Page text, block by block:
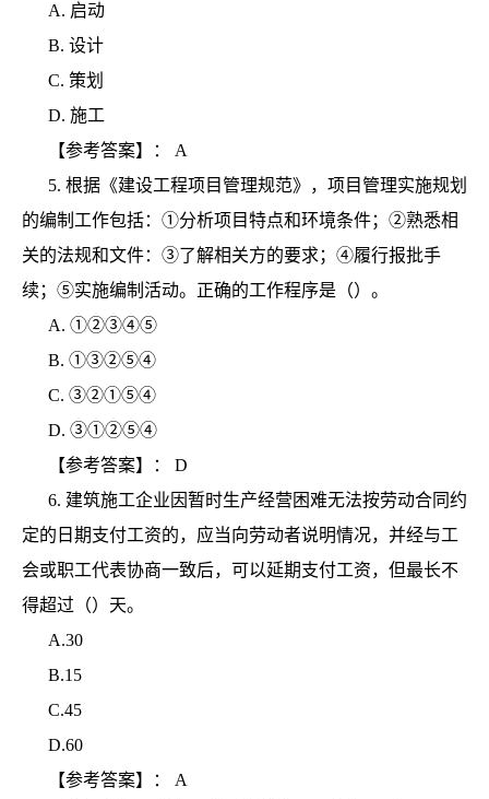
A. 启动
B. 设计
C. 策划
D. 施工
【参考答案】：
A
5. 根据《建设工程项目管理规范》，项目管理实施规划
的编制工作包括：①分析项目特点和环境条件；②熟悉相
关的法规和文件：③了解相关方的要求；④履行报批手
续；⑤实施编制活动。正确的工作程序是（）。
A. ①②③④⑤
B. ①③②⑤④
C. ③②①⑤④
D. ③①②⑤④
【参考答案】：
D
6. 建筑施工企业因暂时生产经营困难无法按劳动合同约
定的日期支付工资的，应当向劳动者说明情况，并经与工
会或职工代表协商一致后，可以延期支付工资，但最长不
得超过（）天。
A.30
B.15
C.45
D.60
【参考答案】：
A